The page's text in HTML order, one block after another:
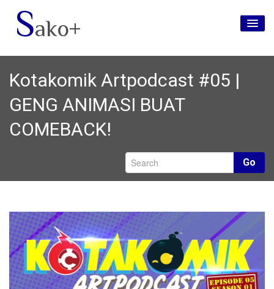
Sako+
Utama
Tentang Kami
Jenama
Media Sosial
Kotakomik Artpodcast #05 |
GENG ANIMASI BUAT
COMEBACK!
Go